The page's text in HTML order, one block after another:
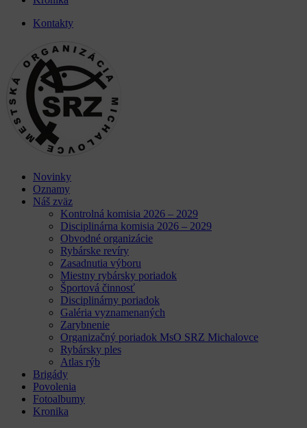
Kontakty
Novinky
Oznamy
Náš zväz
Kontrolná komisia 2026 – 2029
Disciplinárna komisia 2026 – 2029
Obvodné organizácie
Rybárske revíry
Zasadnutia výboru
Miestny rybársky poriadok
Športová činnosť
Disciplinárny poriadok
Galéria vyznamenaných
Zarybnenie
Organizačný poriadok MsO SRZ Michalovce
Rybársky ples
Atlas rýb
Brigády
Povolenia
Fotoalbumy
Kronika